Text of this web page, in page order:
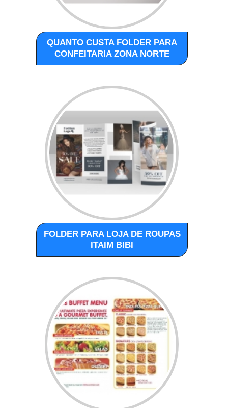
QUANTO CUSTA FOLDER PARA
CONFEITARIA ZONA NORTE
FOLDER PARA LOJA DE ROUPAS
ITAIM BIBI